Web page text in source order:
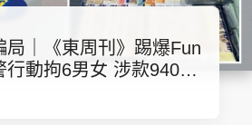
局｜《東周刊》踢爆Fun
6男女 涉款9400
金及大量證物